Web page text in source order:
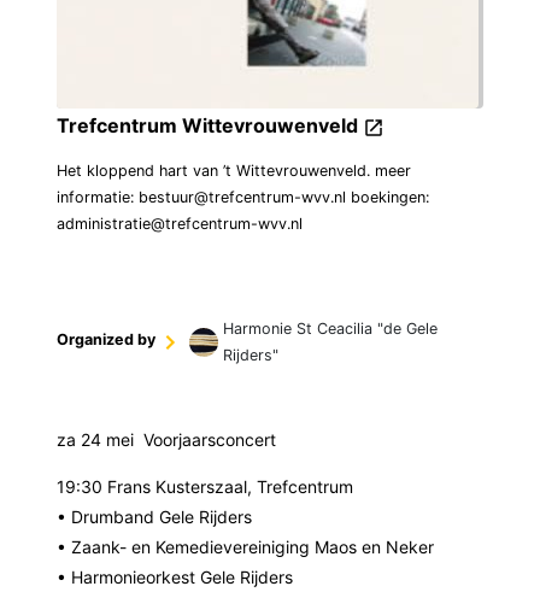
Trefcentrum Wittevrouwenveld
Het kloppend hart van ’t Wittevrouwenveld. meer
informatie: bestuur@trefcentrum-wvv.nl boekingen:
administratie@trefcentrum-wvv.nl
Organized by
Harmonie St Ceacilia "de Gele
Rijders"
za 24 mei Voorjaarsconcert
19:30 Frans Kusterszaal, Trefcentrum
• Drumband Gele Rijders
• Zaank- en Kemedievereiniging Maos en Neker
• Harmonieorkest Gele Rijders